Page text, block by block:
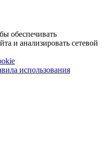
обеспечивать
и анализировать сетевой
использования